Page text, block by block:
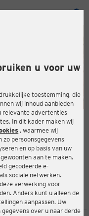
u voor uw
toestemming, die
wij inhoud aanbieden
relevante advertenties
In dit kader maken wij
, waarmee wij
zo persoonsgegevens
en op basis van uw
aan te maken.
gecodeerde e-
sociale netwerken.
verwerking voor
Anders kunt u alleen de
aanpassen. Uw
over u naar derde
24-48